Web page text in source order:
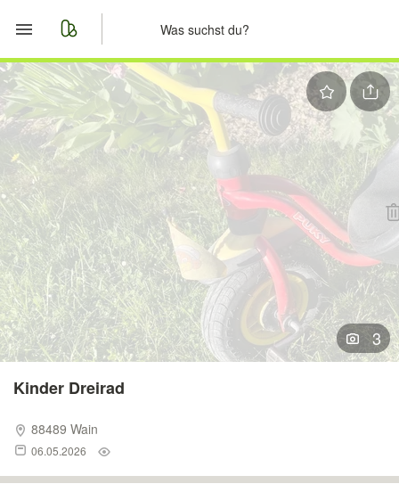
Start
Merkliste
Nachrichten
Anzeige aufgeben
3
Kinder Dreirad
88489 Wain
06.05.2026